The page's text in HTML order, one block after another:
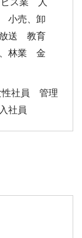
売、卸
放送 教育
林業 金
性社員 管理
社員